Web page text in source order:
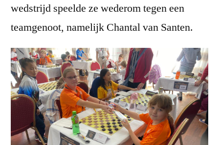
wedstrijd speelde ze wederom tegen een
teamgenoot, namelijk Chantal van Santen.